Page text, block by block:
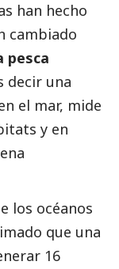
han hecho
cambiado
pesca
decir una
el mar, mide
y en
los océanos
que una
16